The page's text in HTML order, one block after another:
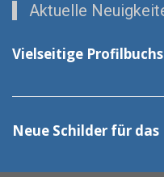
Aktuelle
Vielseitige
Neue Schilder für das